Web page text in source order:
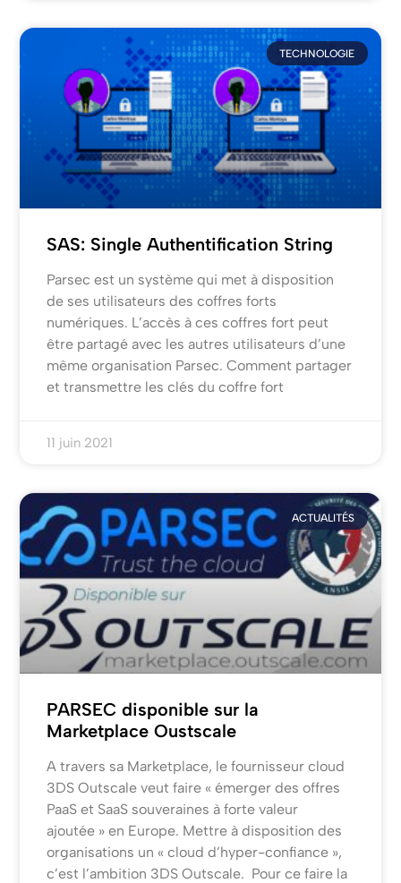
TECHNOLOGIE
SAS: Single Authentification String
Parsec est un système qui met à disposition
de ses utilisateurs des coffres forts
numériques. L’accès à ces coffres fort peut
être partagé avec les autres utilisateurs d’une
même organisation Parsec. Comment partager
et transmettre les clés du coffre fort
11 juin 2021
ACTUALITÉS
PARSEC disponible sur la
Marketplace Oustscale
A travers sa Marketplace, le fournisseur cloud
3DS Outscale veut faire « émerger des offres
PaaS et SaaS souveraines à forte valeur
ajoutée » en Europe. Mettre à disposition des
organisations un « cloud d’hyper-confiance »,
c’est l’ambition 3DS Outscale. Pour ce faire la